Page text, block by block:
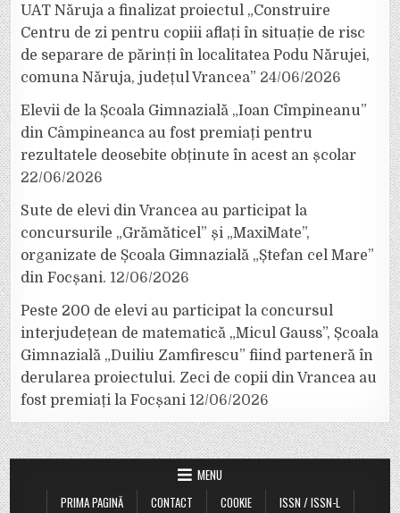
UAT Năruja a finalizat proiectul „Construire
Centru de zi pentru copiii aflați în situație de risc
de separare de părinți în localitatea Podu Nărujei,
comuna Năruja, județul Vrancea” 24/06/2026
Elevii de la Școala Gimnazială „Ioan Cîmpineanu”
din Câmpineanca au fost premiați pentru
rezultatele deosebite obținute în acest an școlar
22/06/2026
Sute de elevi din Vrancea au participat la
concursurile „Grămăticel” și „MaxiMate”,
organizate de Școala Gimnazială „Ștefan cel Mare”
din Focșani. 12/06/2026
Peste 200 de elevi au participat la concursul
interjudețean de matematică „Micul Gauss”, Școala
Gimnazială „Duiliu Zamfirescu” fiind parteneră în
derularea proiectului. Zeci de copii din Vrancea au
fost premiați la Focșani 12/06/2026
MENU
PRIMA PAGINĂ
CONTACT COOKIE
ISSN / ISSN-L